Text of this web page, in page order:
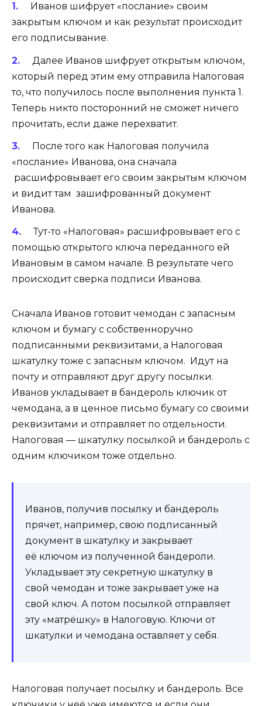
Иванов шифрует «послание» своим
закрытым ключом и как результат происходит
его подписывание.
Далее Иванов шифрует открытым ключом,
который перед этим ему отправила Налоговая
то, что получилось после выполнения пункта 1.
Теперь никто посторонний не сможет ничего
прочитать, если даже перехватит.
После того как Налоговая получила
«послание» Иванова, она сначала
расшифровывает его своим закрытым ключом
и видит там зашифрованный документ
Иванова.
Тут-то «Налоговая» расшифровывает его с
помощью открытого ключа переданного ей
Ивановым в самом начале. В результате чего
происходит сверка подписи Иванова.
Сначала Иванов готовит чемодан с запасным
ключом и бумагу с собственноручно
подписанными реквизитами, а Налоговая
шкатулку тоже с запасным ключом. Идут на
почту и отправляют друг другу посылки.
Иванов укладывает в бандероль ключик от
чемодана, а в ценное письмо бумагу со своими
реквизитами и отправляет по отдельности.
Налоговая — шкатулку посылкой и бандероль с
одним ключиком тоже отдельно.
Иванов, получив посылку и бандероль
прячет, например, свою подписанный
документ в шкатулку и закрывает
её ключом из полученной бандероли.
Укладывает эту секретную шкатулку в
свой чемодан и тоже закрывает уже на
свой ключ. А потом посылкой отправляет
эту «матрёшку» в Налоговую. Ключи от
шкатулки и чемодана оставляет у себя.
Налоговая получает посылку и бандероль. Все